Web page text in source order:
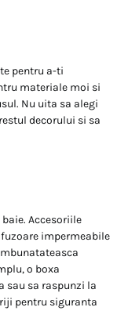
pentru a-ti
materiale moi si
Nu uita sa alegi
decorului si sa
Accesoriile
impermeabile
o boxa
sau sa raspunzi la
pentru siguranta